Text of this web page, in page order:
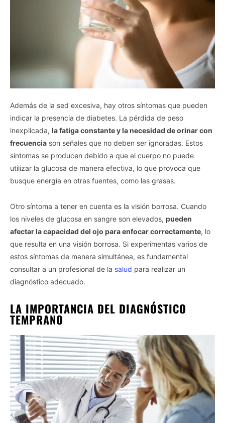
Además de la sed excesiva, hay otros síntomas que pueden
indicar la presencia de diabetes. La pérdida de peso
inexplicada, la fatiga constante y la necesidad de orinar con
frecuencia son señales que no deben ser ignoradas. Estos
síntomas se producen debido a que el cuerpo no puede
utilizar la glucosa de manera efectiva, lo que provoca que
busque energía en otras fuentes, como las grasas.
Otro síntoma a tener en cuenta es la visión borrosa. Cuando
los niveles de glucosa en sangre son elevados, pueden
afectar la capacidad del ojo para enfocar correctamente, lo
que resulta en una visión borrosa. Si experimentas varios de
estos síntomas de manera simultánea, es fundamental
consultar a un profesional de la salud para realizar un
diagnóstico adecuado.
LA IMPORTANCIA DEL DIAGNÓSTICO
TEMPRANO